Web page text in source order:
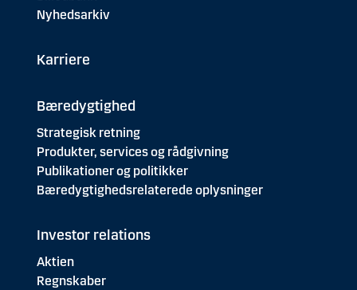
Nyhedsarkiv
Karriere
Bæredygtighed
Strategisk retning
Produkter, services og rådgivning
Publikationer og politikker
Bæredygtighedsrelaterede oplysninger
Investor relations
Aktien
Regnskaber